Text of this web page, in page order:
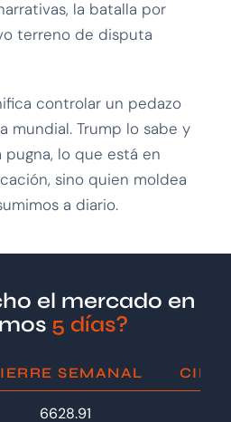
la batalla por
terreno de disputa
controlar un pedazo
mundial. Trump lo sabe y
pugna, lo que está en
sino quien moldea
a diario.
el mercado en
5 días?
SEMANAL
6628.91